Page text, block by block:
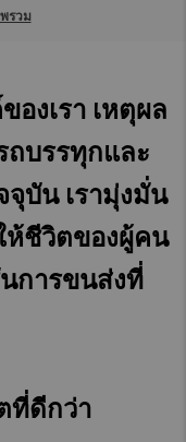
รวม
งเรา เหตุผล
ถบรรทุกและ
บัน เรามุ่งมั่น
ห้ชีวิตของผู้คน
การขนส่งที่
ที่ดีกว่า